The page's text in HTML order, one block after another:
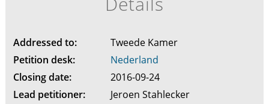
Addressed to:
Tweede Kamer
Petition desk:
Nederland
Closing date:
2016-09-24
Lead petitioner:
Jeroen Stahlecker